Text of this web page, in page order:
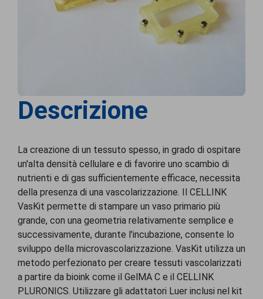
Descrizione
La creazione di un tessuto spesso, in grado di ospitare
un'alta densità cellulare e di favorire uno scambio di
nutrienti e di gas sufficientemente efficace, necessita
della presenza di una vascolarizzazione. Il CELLINK
VasKit permette di stampare un vaso primario più
grande, con una geometria relativamente semplice e
successivamente, durante l'incubazione, consente lo
sviluppo della microvascolarizzazione. VasKit utilizza un
metodo perfezionato per creare tessuti vascolarizzati
a partire da bioink come il GelMA C e il CELLINK
PLURONICS. Utilizzare gli adattatori Luer inclusi nel kit